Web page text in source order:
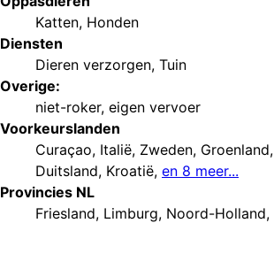
Katten, Honden
Diensten
Dieren verzorgen, Tuin
Overige:
niet-roker, eigen vervoer
Voorkeurslanden
Curaçao, Italië, Zweden, Groenland,
Duitsland, Kroatië, en 8 meer...
Provincies NL
Friesland, Limburg, Noord-Holland,